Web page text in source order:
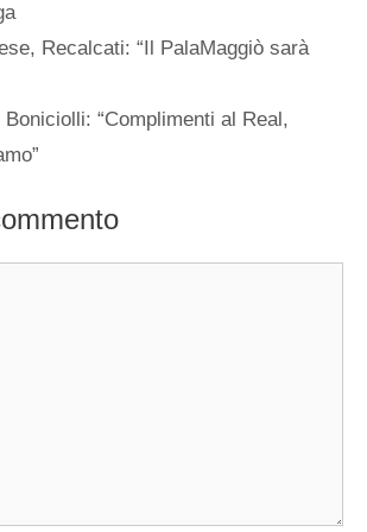
Recalcati: “Il PalaMaggiò sarà
“Complimenti al Real,